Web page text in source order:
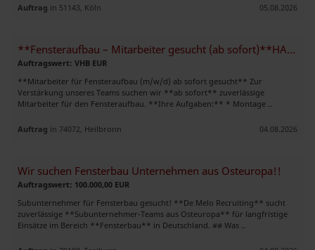
Auftrag in 51143, Köln 05.08.2026
**Fensteraufbau – Mitarbeiter gesucht (ab sofort)**HANNOVER
Auftragswert: VHB EUR
**Mitarbeiter für Fensteraufbau (m/w/d) ab sofort gesucht** Zur
Verstärkung unseres Teams suchen wir **ab sofort** zuverlässige
Mitarbeiter für den Fensteraufbau. **Ihre Aufgaben:** * Montage ..
Auftrag in 74072, Heilbronn 04.08.2026
Wir suchen Fensterbau Unternehmen aus Osteuropa!!
Auftragswert: 100.000,00 EUR
Subunternehmer für Fensterbau gesucht! **De Melo Recruiting** sucht
zuverlässige **Subunternehmer-Teams aus Osteuropa** für langfristige
Einsätze im Bereich **Fensterbau** in Deutschland. ## Was ..